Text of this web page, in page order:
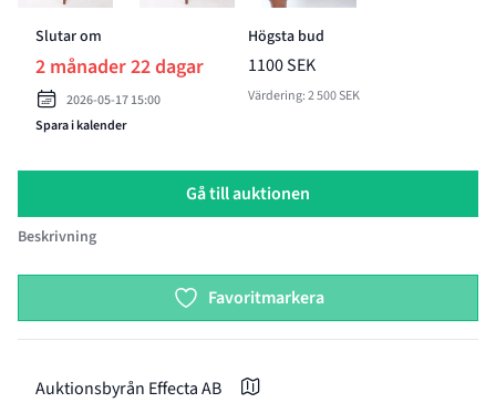
Slutar om
2 månader 22 dagar
2026-05-17 15:00
Spara i kalender
Högsta bud
1100 SEK
Värdering: 2 500 SEK
Gå till auktionen
Beskrivning
Favoritmarkera
Auktionsbyrån Effecta AB